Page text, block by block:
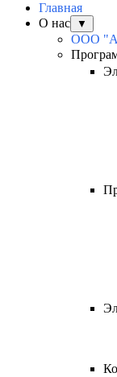
Главная
О нас
▼
ООО